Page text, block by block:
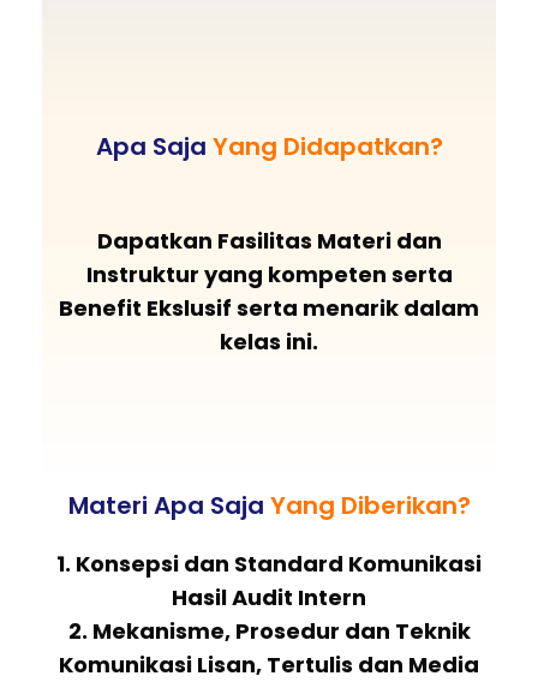
Apa Saja Yang Didapatkan?
Dapatkan Fasilitas Materi dan
Instruktur yang kompeten serta
Benefit Ekslusif serta menarik dalam
kelas ini.
Materi Apa Saja Yang Diberikan?
1. Konsepsi dan Standard Komunikasi
Hasil Audit Intern
2. Mekanisme, Prosedur dan Teknik
Komunikasi Lisan, Tertulis dan Media